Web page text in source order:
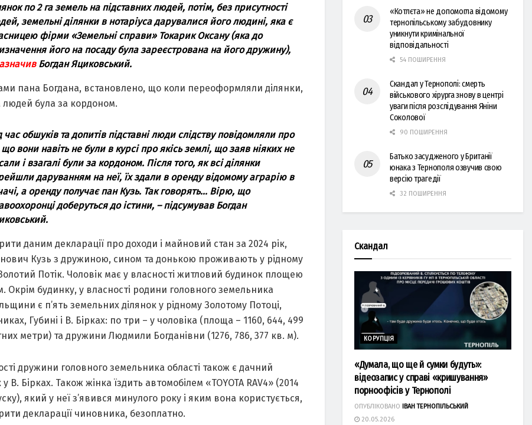
по 2 га земель на підставних людей, потім, без присутності
земельні ділянки в нотаріуса дарувалися його людині, яка є
фірми «Земельні справи» Токарик Оксану (яка до
його на посаду була зареєстрована на його дружину),
Богдан Яциковський.
пана Богдана, встановлено, що коли переоформляли ділянки,
людей була за кордоном.
час обшуків та допитів підставні люди слідству повідомляли про
що вони навіть не були в курсі про якісь землі, що заяв ніяких не
і взагалі були за кордоном. Після того, як всі ділянки
даруванням на неї, їх здали в оренду відомому аграрію в
а оренду получає пан Кузь. Так говорять… Вірю, що
доберуться до істини, – підсумував Богдан
даним декларації про доходи і майновий стан за 2024 рік,
Кузь з дружиною, сином та донькою проживають у рідному
Потік. Чоловік має у власності житловий будинок площею
Окрім будинку, у власності родини головного земельника
є п’ять земельних ділянок у рідному Золотому Потоці,
Губині і В. Бірках: по три – у чоловіка (площа – 1160, 644, 499
метри) та дружини Людмили Богданівни (1276, 786, 377 кв. м).
дружини головного земельника області також є дачний
В. Бірках. Також жінка їздить автомобілем «TOYOTA RAV4» (2014
який у неї з’явився минулого року і яким вона користується,
декларації чиновника, безоплатно.
«Котлєта» не допомогла відомому
тернопільському забудовнику
уникнути кримінальної
відповідальності
54 ПОШИРЕННЯ
Скандал у Тернополі: смерть
військового хірурга знову в центрі
уваги після розслідування Яніни
Соколової
90 ПОШИРЕННЯ
Батько засудженого у Британії
юнака з Тернополя озвучив свою
версію трагедії
32 ПОШИРЕННЯ
Скандал
КОРУПЦІЯ
«Думала, що ще й сумки будуть»:
відеозапис у справі «кришування»
порноофісів у Тернополі
ОПУБЛІКОВАНО
ІВАН ТЕРНОПІЛЬСЬКИЙ
20.05.2026